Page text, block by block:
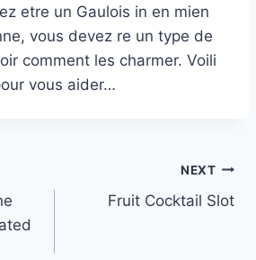
etre un Gaulois in en mien
vous devez re un type de
comment les charmer. Voili
vous aider…
NEXT
Fruit Cocktail Slot